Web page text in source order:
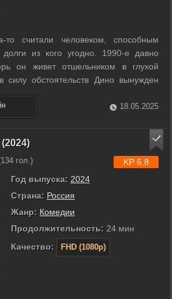
то считали человеком, способным
долги из кого угодно. 1990-е давно
он живет отшельником в глухой
силу обстоятельств Дино вынужден
к своей старой «профессии», но
рассчитаться со своими долгами. ...
18.05.2025
134 гол.)
Год выпуска: 2024
Страна: Россия
Жанр: Комедии
Продолжительность: 24 мин
Качество:
FHD (1080p)
KP 6.8